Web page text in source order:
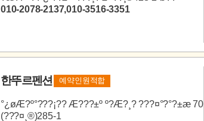
010-2078-2137,010-3516-3351
한뚜르펜션 예약인원적합
°­¿øÆ?º°???¡?? Æ???±º º?Æ?¸? ???¤°?°?±æ 70
(???¤¸®)285-1